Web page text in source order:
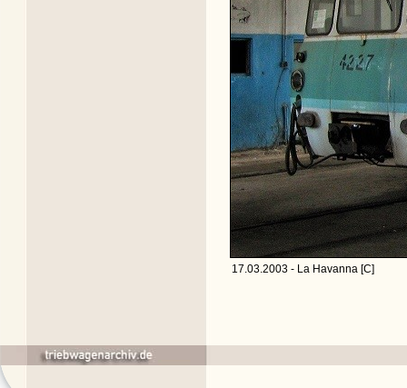
17.03.2003 - La Havanna [C]